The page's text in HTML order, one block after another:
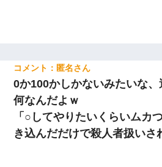
匿名
0か100かしかないみたいな
何なんだよｗ
「○してやりたいくらいムカ
き込んだだけで殺人者扱いさ